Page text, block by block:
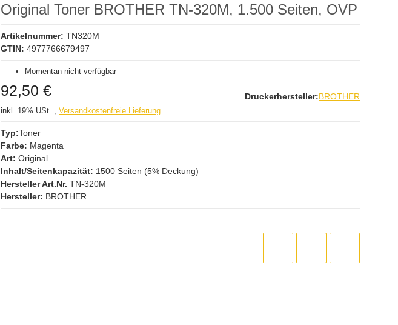
Original Toner BROTHER TN-320M, 1.500 Seiten, OVP
Artikelnummer: TN320M
GTIN: 4977766679497
Momentan nicht verfügbar
92,50 €
inkl. 19% USt. , Versandkostenfreie Lieferung
Druckerhersteller:BROTHER
Typ:Toner
Farbe: Magenta
Art: Original
Inhalt/Seitenkapazität: 1500 Seiten (5% Deckung)
Hersteller Art.Nr. TN-320M
Hersteller: BROTHER